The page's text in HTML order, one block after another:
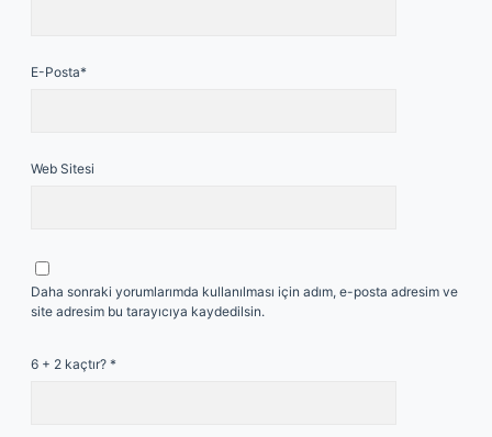
E-Posta*
Web Sitesi
Daha sonraki yorumlarımda kullanılması için adım, e-posta adresim ve
site adresim bu tarayıcıya kaydedilsin.
6 + 2 kaçtır? *